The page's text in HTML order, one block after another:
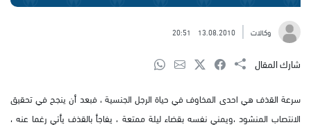
وكالات 13.08.2010
20:51
شارك المقال
سرعة القذف هي احدى المخاوف في حياة الرجل الجنسية ، فبعد أن ينجح في تحقيق
الانتصاب المنشود ،ويمني نفسه بقضاء ليلة ممتعة ، يفاجأ بالقذف يأتي رغما عنه ،